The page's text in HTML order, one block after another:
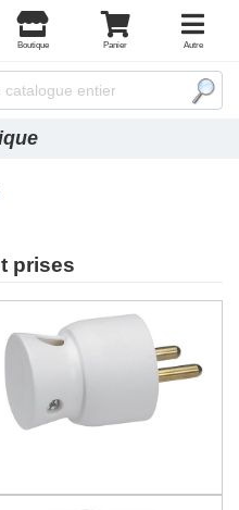
Boutique Panier Autre
prises